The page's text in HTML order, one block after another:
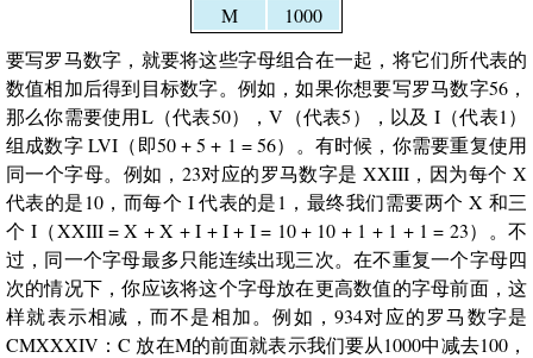
M
1000
要写罗马数字，就要将这些字母组合在一起，将它们所代表的
数值相加后得到目标数字。例如，如果你想要写罗马数字56，
那么你需要使用L（代表50），V（代表5），以及 I（代表1）
组成数字 LVI（即50 + 5 + 1 = 56）。有时候，你需要重复使用
同一个字母。例如，23对应的罗马数字是 XXIII，因为每个 X
代表的是10，而每个 I 代表的是1，最终我们需要两个 X 和三
个 I（XXIII = X + X + I + I + I = 10 + 10 + 1 + 1 + 1 = 23）。不
过，同一个字母最多只能连续出现三次。在不重复一个字母四
次的情况下，你应该将这个字母放在更高数值的字母前面，这
样就表示相减，而不是相加。例如，934对应的罗马数字是
CMXXXIV：C 放在M的前面就表示我们要从1000中减去100，